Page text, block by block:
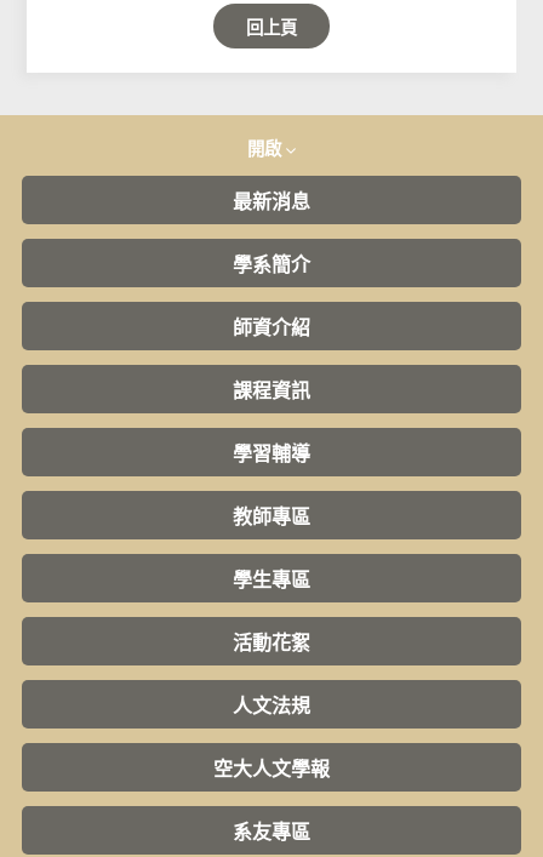
回上頁
開啟
最新消息
學系簡介
師資介紹
課程資訊
學習輔導
教師專區
學生專區
活動花絮
人文法規
空大人文學報
系友專區